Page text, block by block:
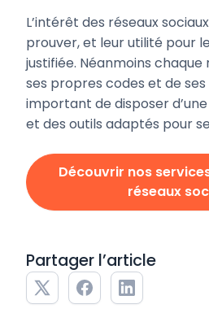
Partager l’article
L’intérêt des réseaux
prouver, et leur utilité pour
justifiée. Néanmoins chaque
ses propres codes et de
important de disposer
et des outils adaptés pour
Découvrir nos
réseaux